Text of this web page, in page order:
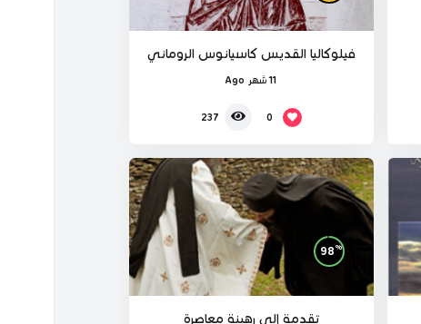
فيلوكاليا القديس كاسيانوس الروماني
11 شهر Ago
0
237
98 %
تقدمة إلى رهبنة معاصرة